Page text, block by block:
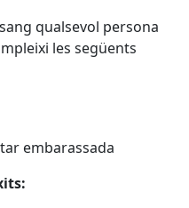
qualsevol persona
les següents
embarassada